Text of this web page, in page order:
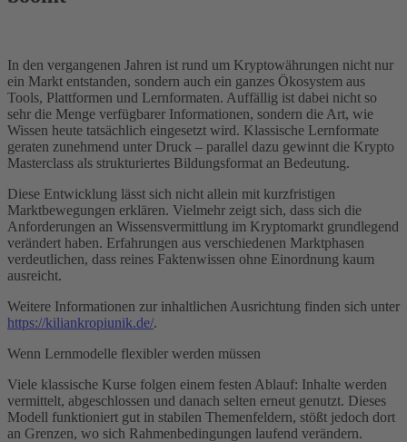
In den vergangenen Jahren ist rund um Kryptowährungen nicht nur
ein Markt entstanden, sondern auch ein ganzes Ökosystem aus
Tools, Plattformen und Lernformaten. Auffällig ist dabei nicht so
sehr die Menge verfügbarer Informationen, sondern die Art, wie
Wissen heute tatsächlich eingesetzt wird. Klassische Lernformate
geraten zunehmend unter Druck – parallel dazu gewinnt die Krypto
Masterclass als strukturiertes Bildungsformat an Bedeutung.
Diese Entwicklung lässt sich nicht allein mit kurzfristigen
Marktbewegungen erklären. Vielmehr zeigt sich, dass sich die
Anforderungen an Wissensvermittlung im Kryptomarkt grundlegend
verändert haben. Erfahrungen aus verschiedenen Marktphasen
verdeutlichen, dass reines Faktenwissen ohne Einordnung kaum
ausreicht.
Weitere Informationen zur inhaltlichen Ausrichtung finden sich unter
https://kiliankropiunik.de/.
Wenn Lernmodelle flexibler werden müssen
Viele klassische Kurse folgen einem festen Ablauf: Inhalte werden
vermittelt, abgeschlossen und danach selten erneut genutzt. Dieses
Modell funktioniert gut in stabilen Themenfeldern, stößt jedoch dort
an Grenzen, wo sich Rahmenbedingungen laufend verändern.